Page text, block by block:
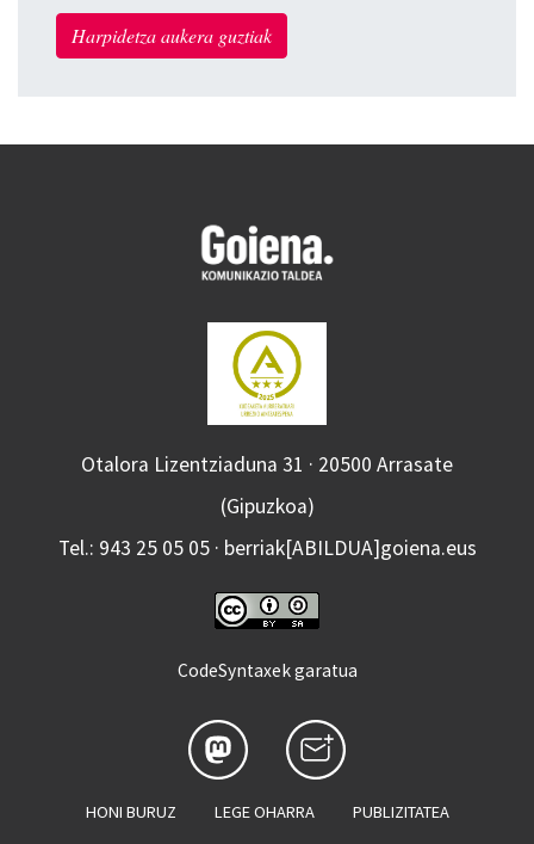
Harpidetza aukera guztiak
Otalora Lizentziaduna 31 · 20500 Arrasate
(Gipuzkoa)
Tel.: 943 25 05 05 · berriak[ABILDUA]goiena.eus
CodeSyntaxek garatua
HONI BURUZ LEGE OHARRA PUBLIZITATEA